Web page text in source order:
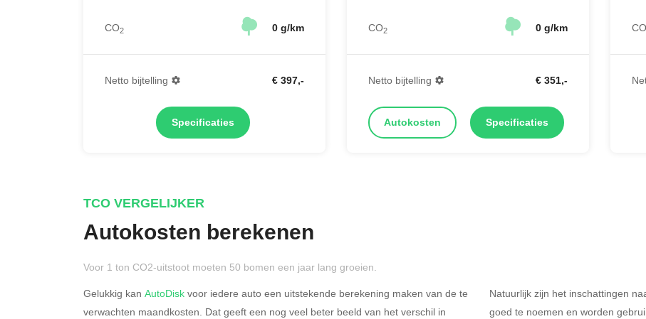
CO2 0 g/km
Netto bijtelling € 397,-
Specificaties
CO2 0 g/km
Netto bijtelling € 351,-
Autokosten Specificaties
CO
TCO VERGELIJKER
Autokosten berekenen
Voor 1 ton CO2-uitstoot moeten 50 bomen een jaar lang groeien.
Gelukkig kan AutoDisk voor iedere auto een uitstekende berekening maken van de te
verwachten maandkosten. Dat geeft een nog veel beter beeld van het verschil in
Natuurlijk zijn het inschattingen
goed te noemen en worden